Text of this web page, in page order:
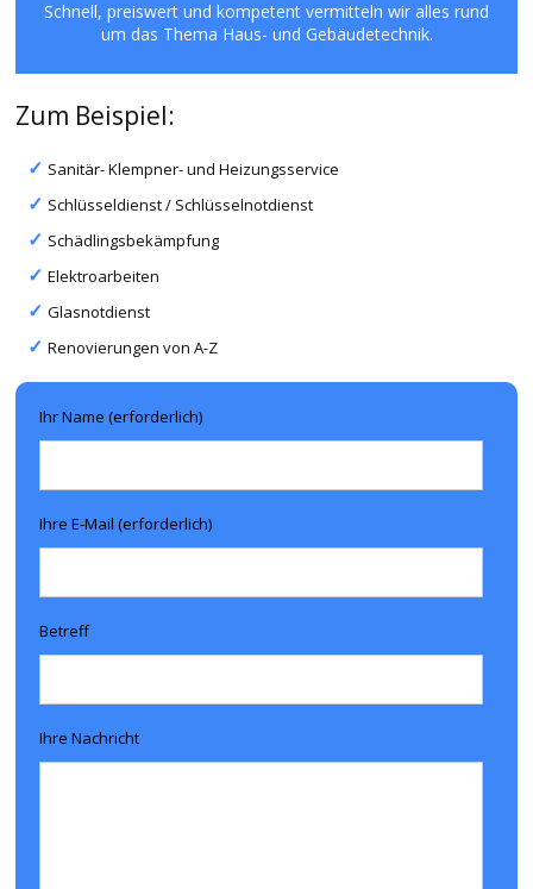
Schnell, preiswert und kompetent vermitteln wir alles rund
um das Thema Haus- und Gebäudetechnik.
Zum Beispiel:
Sanitär- Klempner- und Heizungsservice
Schlüsseldienst / Schlüsselnotdienst
Schädlingsbekämpfung
Elektroarbeiten
Glasnotdienst
Renovierungen von A-Z
Ihr Name (erforderlich)
Ihre E-Mail (erforderlich)
Betreff
Ihre Nachricht